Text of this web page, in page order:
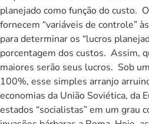
planejado como função do custo.
fornecem “variáveis de controle”
para determinar os “lucros
porcentagem dos custos. Assim,
maiores serão seus lucros. Sob
100%, esse simples arranjo
economias da União Soviética, da
estados “socialistas” em um grau